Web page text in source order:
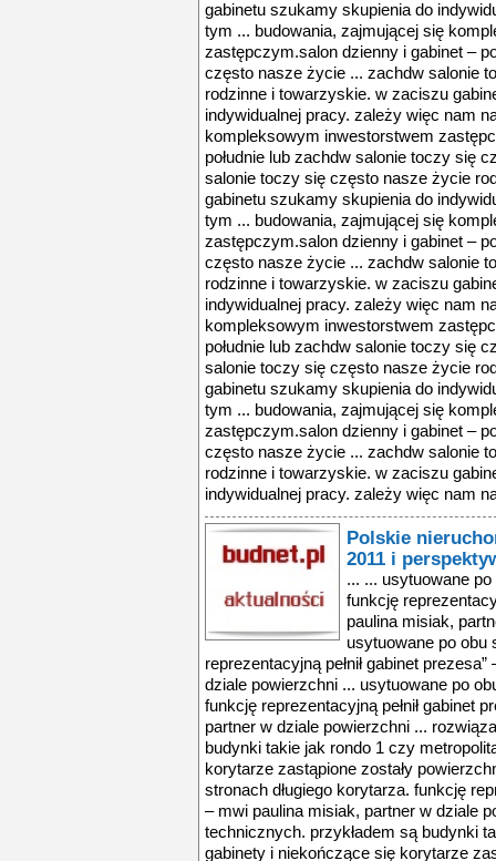
gabinetu szukamy skupienia do
tym ... budowania, zajmującej się
zastępczym.salon dzienny i gabinet –
często nasze życie ... zachdw salonie
rodzinne i towarzyskie. w zaciszu
indywidualnej pracy. zależy więc nam
kompleksowym inwestorstwem
południe lub zachdw salonie toczy się
salonie toczy się często nasze życie
gabinetu szukamy skupienia do
tym ... budowania, zajmującej się
zastępczym.salon dzienny i gabinet –
często nasze życie ... zachdw salonie
rodzinne i towarzyskie. w zaciszu
indywidualnej pracy. zależy więc nam
kompleksowym inwestorstwem
południe lub zachdw salonie toczy się
salonie toczy się często nasze życie
gabinetu szukamy skupienia do
tym ... budowania, zajmującej się
zastępczym.salon dzienny i gabinet –
często nasze życie ... zachdw salonie
rodzinne i towarzyskie. w zaciszu
indywidualnej pracy. zależy więc nam
Polskie
2011 i
... ... usytuowane
funkcję
paulina misiak,
usytuowane po obu
reprezentacyjną pełnił gabinet
dziale powierzchni ... usytuowane po
funkcję reprezentacyjną pełnił gabinet
partner w dziale powierzchni ...
budynki takie jak rondo 1 czy
korytarze zastąpione zostały
stronach długiego korytarza. funkcję
– mwi paulina misiak, partner w dziale
technicznych. przykładem są budynki
gabinety i niekończące się korytarze